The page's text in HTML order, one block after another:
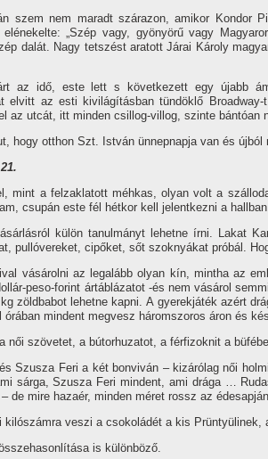
szem nem maradt szárazon, amikor Kondor
elénekelte: „Szép vagy, gyönyörű vagy
dalát. Nagy tetszést aratott Járai Károly
az idő, este lett s következett egy újabb
elvitt az esti kivilágí­tásban tündöklő
az utcát, itt minden csillog-villog, szinte
hogy otthon Szt. István ünnepnapja van és
mint a felzaklatott méhkas, olyan volt a
csupán este fél hétkor kell jelentkezni a
külön tanulmányt lehetne í­rni. Lakat
pullóvereket, cipőket, sőt szoknyákat próbál.
vásárolni az legalább olyan kí­n, mintha az
peso-forint ártáblázatot -és nem vásárol
zöldbabot lehetne kapni. A gyerekjáték azért
órában mindent megvesz háromszoros áron és
női szövetet, a bútorhuzatot, a férfizoknit a
Szusza Feri a két bonviván – kizárólag női
sárga, Szusza Feri mindent, ami drága …
de mire hazaér, minden méret rossz az
kilószámra veszi a csokoládét a kis
is különböző.